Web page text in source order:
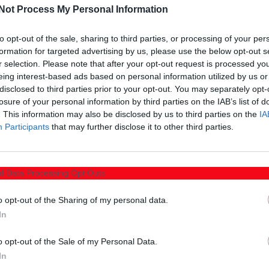
Process My Personal Information
opt-out of the sale, sharing to third parties, or processing of your
for targeted advertising by us, please use the below opt-out
selection. Please note that after your opt-out request is processed
interest-based ads based on personal information utilized by us
to third parties prior to your opt-out. You may separately
of your personal information by third parties on the IAB’s list of
This information may also be disclosed by us to third parties on the
Participants that may further disclose it to other third parties.
Data Processing Opt Outs
opt-out of the Sharing of my personal data.
opt-out of the Sale of my Personal Data.
Χρήστο Παχούμη!
διαδοχική χρονιά να φορά τη φανέλα της ομάδας μας,
του Πανθρακικού, με την ποιότητα και το ταλέντο
της εξαιρετικής πορείας του συλλόγου στο
συμμετοχές και σημειώνοντας 6 τέρματα. Με
μπαλιές, με τις οποίες τροφοδοτούσε τους
σταθερές επιλογές του Ζόραν Στοΐνοβιτς στην αρχική
«Πανθρακικές» επιτυχίες!».